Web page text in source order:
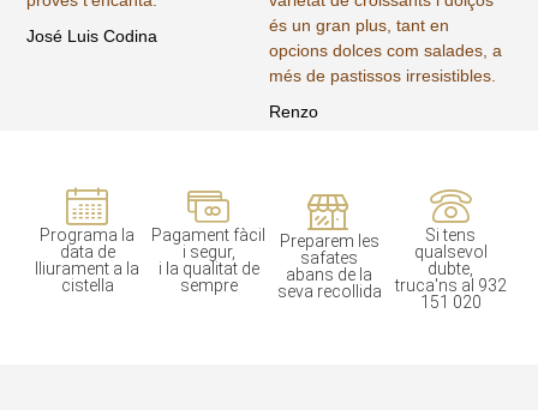
José Luis Codina
és un gran plus, tant en
opcions dolces com salades, a
més de pastissos irresistibles.
Renzo
Programa la
data de
lliurament a la
cistella
Pagament fàcil
i segur,
i la qualitat de
sempre
Preparem les
safates
abans de la
seva recollida
Si tens
qualsevol
dubte,
truca'ns al 932
151 020